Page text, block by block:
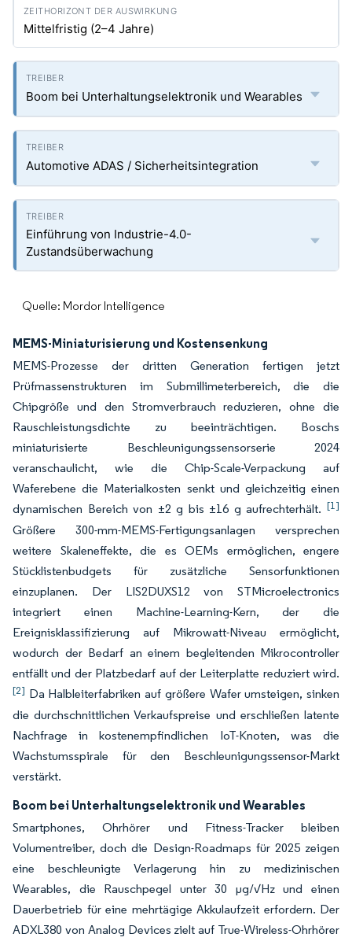
Mittelfristig (2–4 Jahre)
Boom bei Unterhaltungselektronik und Wearables
Automotive ADAS / Sicherheitsintegration
Einführung von Industrie-4.0-
Zustandsüberwachung
Quelle: Mordor Intelligence
MEMS-Miniaturisierung und Kostensenkung
MEMS-Prozesse der dritten Generation fertigen jetzt
Prüfmassenstrukturen im Submillimeterbereich, die die
Chipgröße und den Stromverbrauch reduzieren, ohne die
Rauschleistungsdichte zu beeinträchtigen. Boschs
miniaturisierte Beschleunigungssensorserie 2024
veranschaulicht, wie die Chip-Scale-Verpackung auf
Waferebene die Materialkosten senkt und gleichzeitig einen
dynamischen Bereich von ±2 g bis ±16 g aufrechterhält. [1]
Größere 300-mm-MEMS-Fertigungsanlagen versprechen
weitere Skaleneffekte, die es OEMs ermöglichen, engere
Stücklistenbudgets für zusätzliche Sensorfunktionen
einzuplanen. Der LIS2DUXS12 von STMicroelectronics
integriert einen Machine-Learning-Kern, der die
Ereignisklassifizierung auf Mikrowatt-Niveau ermöglicht,
wodurch der Bedarf an einem begleitenden Mikrocontroller
entfällt und der Platzbedarf auf der Leiterplatte reduziert wird.
[2] Da Halbleiterfabriken auf größere Wafer umsteigen, sinken
die durchschnittlichen Verkaufspreise und erschließen latente
Nachfrage in kostenempfindlichen IoT-Knoten, was die
Wachstumsspirale für den Beschleunigungssensor-Markt
verstärkt.
Boom bei Unterhaltungselektronik und Wearables
Smartphones, Ohrhörer und Fitness-Tracker bleiben
Volumentreiber, doch die Design-Roadmaps für 2025 zeigen
eine beschleunigte Verlagerung hin zu medizinischen
Wearables, die Rauschpegel unter 30 μg/√Hz und einen
Dauerbetrieb für eine mehrtägige Akkulaufzeit erfordern. Der
ADXL380 von Analog Devices zielt auf True-Wireless-Ohrhörer